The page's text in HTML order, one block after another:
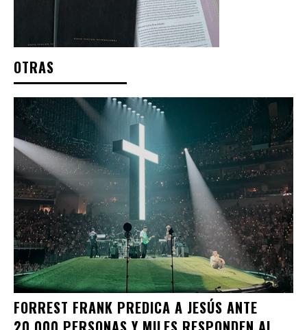
OTRAS
FORREST FRANK PREDICA A JESÚS ANTE